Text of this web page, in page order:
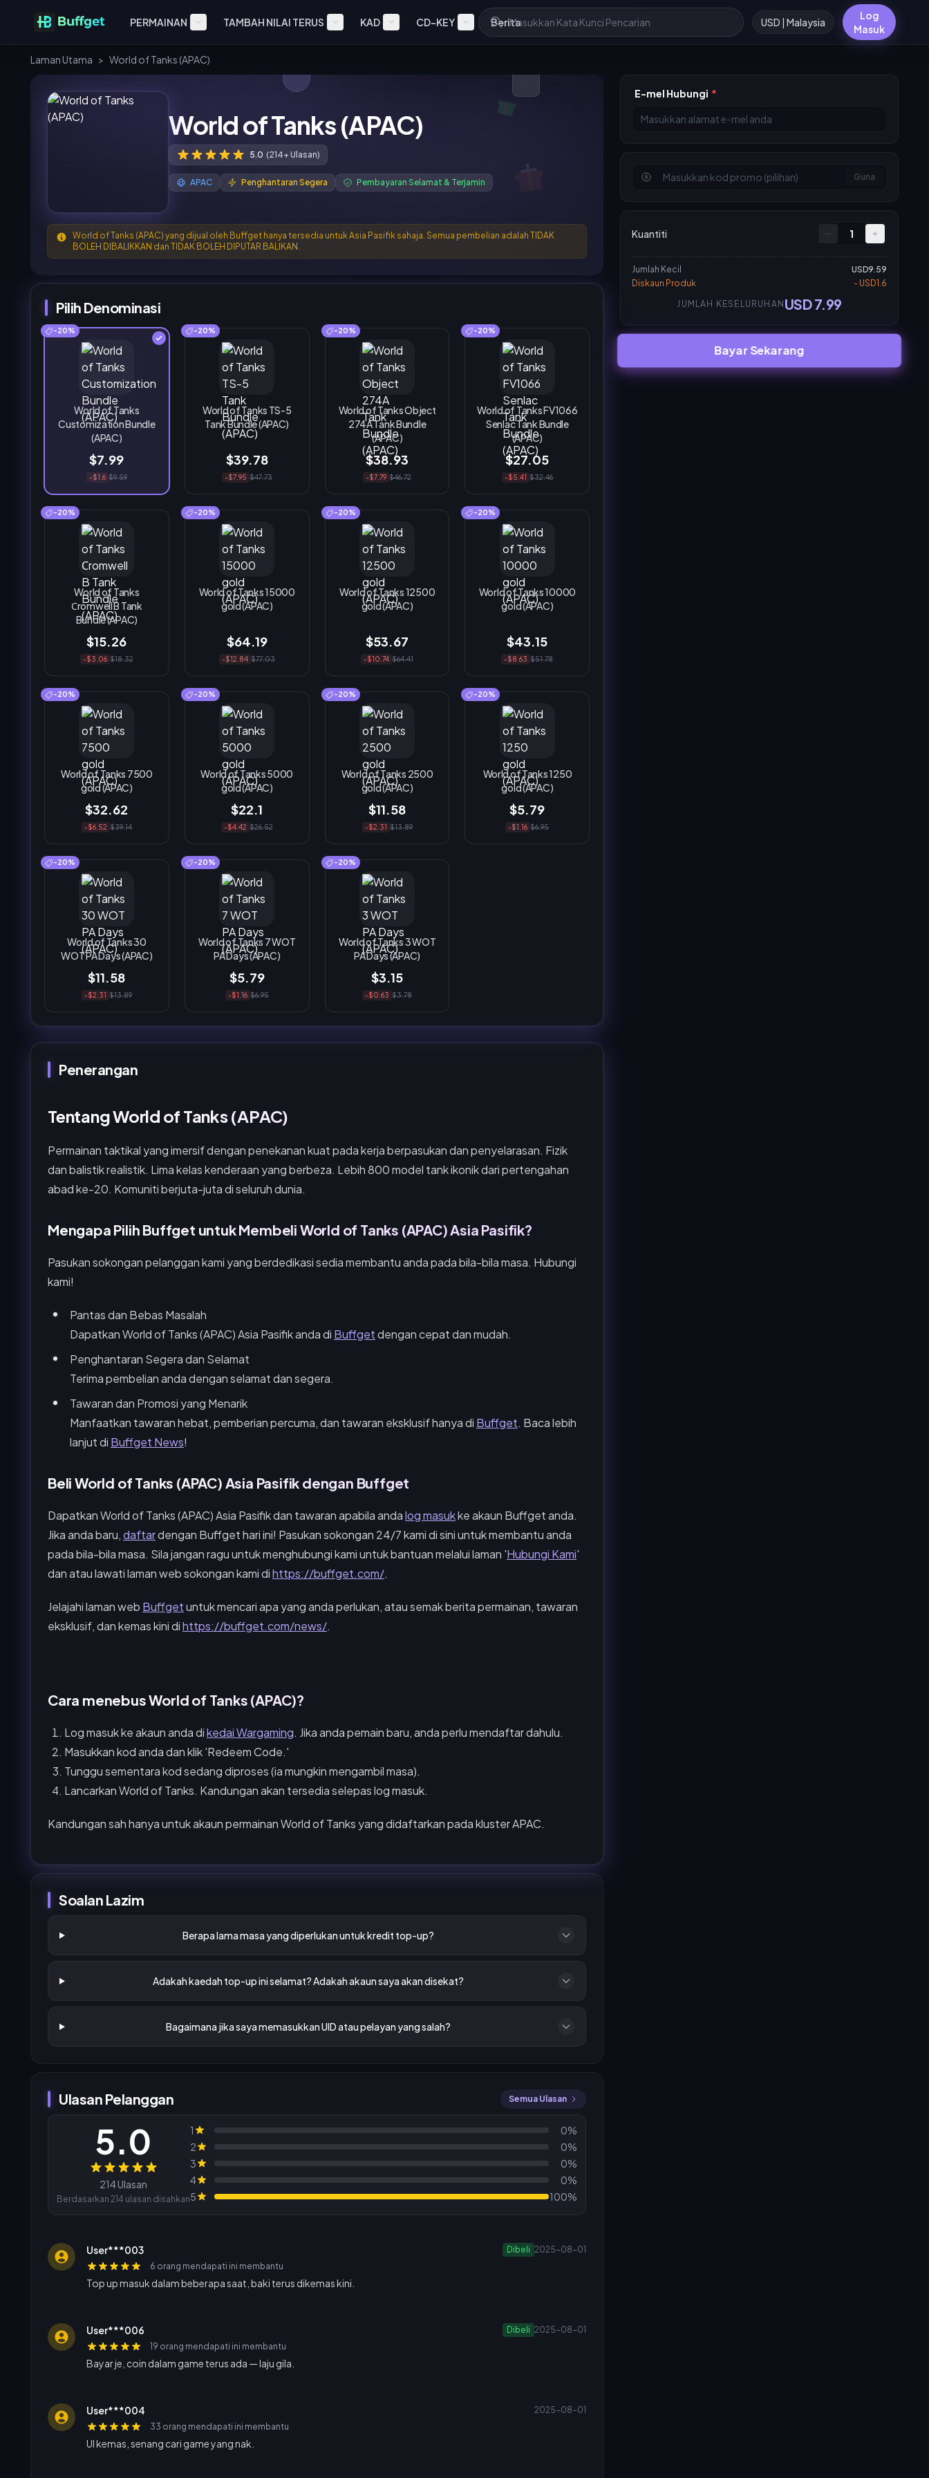
PERMAINAN TAMBAH NILAI TERUS KAD CD-KEY Berita USD | Malaysia
Log
Masuk
Laman Utama > World of Tanks (APAC)
World of Tanks (APAC)
5.0 (214+ Ulasan)
APAC Penghantaran Segera Pembayaran Selamat & Terjamin
World of Tanks (APAC) yang dijual oleh Buffget hanya tersedia untuk Asia Pasifik sahaja. Semua pembelian adalah TIDAK
BOLEH DIBALIKKAN dan TIDAK BOLEH DIPUTAR BALIKAN.
Pilih Denominasi
-20%
World of Tanks
Customization Bundle
(APAC)
$7.99
-$1.6 $9.59
-20%
World of Tanks TS-5
Tank Bundle (APAC)
$39.78
-$7.95 $47.73
-20%
World of Tanks Object
274A Tank Bundle
(APAC)
$38.93
-$7.79 $46.72
-20%
World of Tanks FV1066
Senlac Tank Bundle
(APAC)
$27.05
-$5.41 $32.46
-20%
World of Tanks
Сromwell B Tank
Bundle (APAC)
$15.26
-$3.06 $18.32
-20%
World of Tanks 15000
gold (APAC)
$64.19
-$12.84 $77.03
-20%
World of Tanks 12500
gold (APAC)
$53.67
-$10.74 $64.41
-20%
World of Tanks 10000
gold (APAC)
$43.15
-$8.63 $51.78
-20%
World of Tanks 7500
gold (APAC)
$32.62
-$6.52 $39.14
-20%
World of Tanks 5000
gold (APAC)
$22.1
-$4.42 $26.52
-20%
World of Tanks 2500
gold (APAC)
$11.58
-$2.31 $13.89
-20%
World of Tanks 1250
gold (APAC)
$5.79
-$1.16 $6.95
-20%
World of Tanks 30
WOT PA Days (APAC)
$11.58
-$2.31 $13.89
-20%
World of Tanks 7 WOT
PA Days (APAC)
$5.79
-$1.16 $6.95
-20%
World of Tanks 3 WOT
PA Days (APAC)
$3.15
-$0.63 $3.78
E-mel Hubungi *
Guna
Kuantiti 1
Jumlah Kecil
USD9.59
Diskaun Produk
- USD1.6
JUMLAH KESELURUHAN USD 7.99
Bayar Sekarang
Penerangan
Tentang World of Tanks (APAC)
Permainan taktikal yang imersif dengan penekanan kuat pada kerja berpasukan dan penyelarasan. Fizik
dan balistik realistik. Lima kelas kenderaan yang berbeza. Lebih 800 model tank ikonik dari pertengahan
abad ke-20. Komuniti berjuta-juta di seluruh dunia.
Mengapa Pilih Buffget untuk Membeli World of Tanks (APAC) Asia Pasifik?
Pasukan sokongan pelanggan kami yang berdedikasi sedia membantu anda pada bila-bila masa. Hubungi
kami!
Pantas dan Bebas Masalah
Dapatkan World of Tanks (APAC) Asia Pasifik anda di Buffgetdengan cepat dan mudah.
Penghantaran Segera dan Selamat
Terima pembelian anda dengan selamat dan segera.
Tawaran dan Promosi yang Menarik
Manfaatkan tawaran hebat, pemberian percuma, dan tawaran eksklusif hanya di Buffget. Baca lebih
lanjut di Buffget News!
Beli World of Tanks (APAC) Asia Pasifik dengan Buffget
Dapatkan World of Tanks (APAC) Asia Pasifik dan tawaran apabila andalog masukke akaun Buffget anda.
Jika anda baru,daftardengan Buffget hari ini! Pasukan sokongan 24/7 kami di sini untuk membantu anda
pada bila-bila masa. Sila jangan ragu untuk menghubungi kami untuk bantuan melalui laman 'Hubungi Kami'
dan atau lawati laman web sokongan kami dihttps://buffget.com/.
Jelajahi laman web Buffgetuntuk mencari apa yang anda perlukan, atau semak berita permainan, tawaran
eksklusif, dan kemas kini dihttps://buffget.com/news/.
Cara menebus World of Tanks (APAC)?
Log masuk ke akaun anda dikedai Wargaming. Jika anda pemain baru, anda perlu mendaftar dahulu.
Masukkan kod anda dan klik 'Redeem Code.'
Tunggu sementara kod sedang diproses (ia mungkin mengambil masa).
Lancarkan World of Tanks. Kandungan akan tersedia selepas log masuk.
Kandungan sah hanya untuk akaun permainan World of Tanks yang didaftarkan pada kluster APAC.
Soalan Lazim
Berapa lama masa yang diperlukan untuk kredit top-up?
Adakah kaedah top-up ini selamat? Adakah akaun saya akan disekat?
Bagaimana jika saya memasukkan UID atau pelayan yang salah?
Ulasan Pelanggan Semua Ulasan
5.0
214 Ulasan
Berdasarkan 214 ulasan disahkan
1
0%
2
0%
3
0%
4
0%
5
100%
User***003 Dibeli 2025-08-01
6 orang mendapati ini membantu
Top up masuk dalam beberapa saat, baki terus dikemas kini.
User***006 Dibeli 2025-08-01
19 orang mendapati ini membantu
Bayar je, coin dalam game terus ada — laju gila.
User***004
2025-08-01
33 orang mendapati ini membantu
UI kemas, senang cari game yang nak.